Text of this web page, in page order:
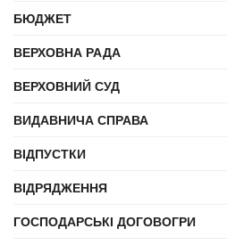
БЮДЖЕТ
ВЕРХОВНА РАДА
ВЕРХОВНИЙ СУД
ВИДАВНИЧА СПРАВА
ВІДПУСТКИ
ВІДРЯДЖЕННЯ
ГОСПОДАРСЬКІ ДОГОВОГРИ